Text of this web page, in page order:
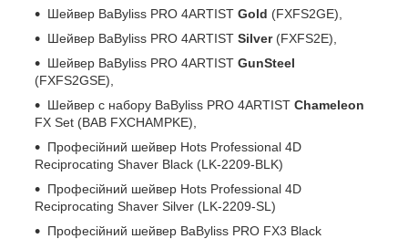
Шейвер BaByliss PRO 4ARTIST Gold (FXFS2GE),
Шейвер BaByliss PRO 4ARTIST Silver (FXFS2E),
Шейвер BaByliss PRO 4ARTIST GunSteel
(FXFS2GSE),
Шейвер с набору BaByliss PRO 4ARTIST Chameleon
FX Set (BAB FXCHAMPKE),
Професійний шейвер Hots Professional 4D
Reciprocating Shaver Black (LK-2209-BLK)
Професійний шейвер Hots Professional 4D
Reciprocating Shaver Silver (LK-2209-SL)
Професійний шейвер BaByliss PRO FX3 Black